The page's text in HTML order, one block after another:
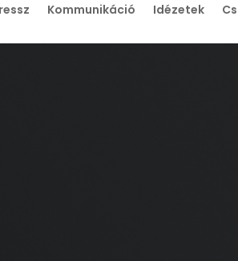
Kommunikáció Idézetek